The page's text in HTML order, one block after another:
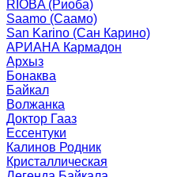
RIOBA (Риоба)
Saamo (Саамо)
San Karino (Сан Карино)
АРИАНА Кармадон
Архыз
Бонаква
Байкал
Волжанка
Доктор Гааз
Ессентуки
Калинов Родник
Кристаллическая